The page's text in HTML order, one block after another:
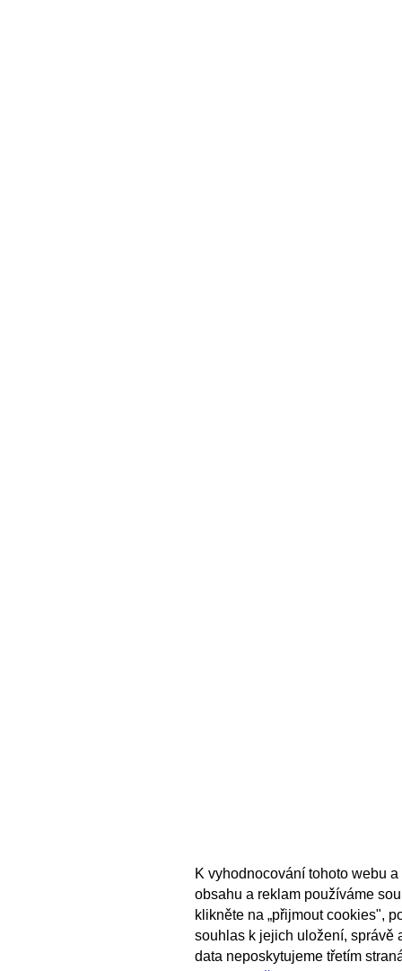
K vyhodnocování tohoto webu
obsahu a reklam používáme
klikněte na „přijmout cookies",
souhlas k jejich uložení, správě
data neposkytujeme třetím